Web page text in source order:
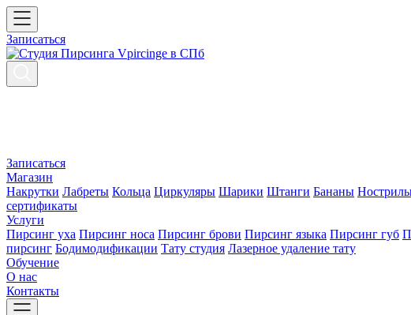
Записаться
Записаться
Магазин
Накрутки Лабреты Кольца Циркуляры Шарики Штанги Бананы
сертификаты
Услуги
Пирсинг уха Пирсинг носа Пирсинг брови Пирсинг языка Пирсинг губ
пирсинг Бодимодификации Тату студия Лазерное удаление тату
Обучение
О нас
Контакты